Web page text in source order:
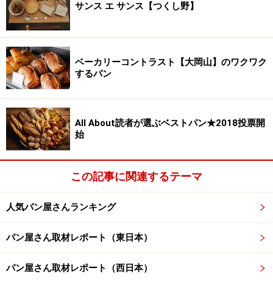
サンス エ サンス【つくし野】
ベーカリーコントラスト【大岡山】のワクワク
するパン
All About読者が選ぶベストパン★2018投票開
始
この記事に関連するテーマ
人気パン屋さんランキング
パン屋さん取材レポート（東日本）
パン屋さん取材レポート（西日本）